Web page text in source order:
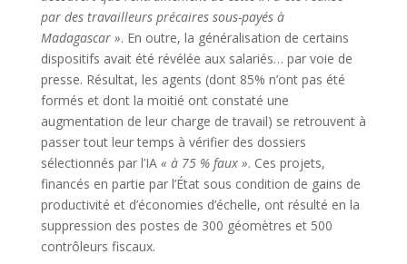
par des travailleurs précaires sous-payés à
Madagascar ». En outre, la généralisation de certains
dispositifs avait été révélée aux salariés… par voie de
presse. Résultat, les agents (dont 85% n’ont pas été
formés et dont la moitié ont constaté une
augmentation de leur charge de travail) se retrouvent à
passer tout leur temps à vérifier des dossiers
sélectionnés par l’IA « à 75 % faux ». Ces projets,
financés en partie par l’État sous condition de gains de
productivité et d’économies d’échelle, ont résulté en la
suppression des postes de 300 géomètres et 500
contrôleurs fiscaux.